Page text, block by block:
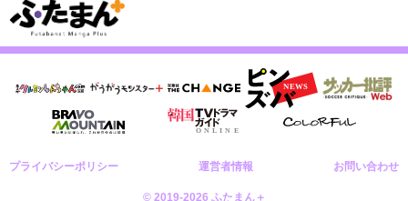
プライバシーポリシー 運営者情報 お問い合わせ
© 2019-2026 ふたまん＋